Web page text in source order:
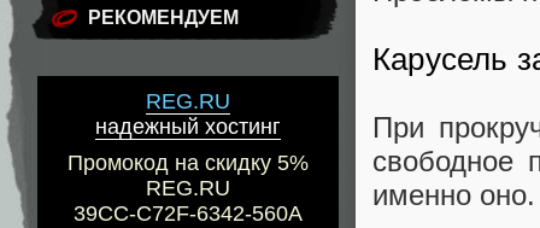
РЕКОМЕНДУЕМ
REG.RU
надежный хостинг
Промокод на скидку 5%
REG.RU
39CC-C72F-6342-560A
Карусель
При
свободное
именно оно.